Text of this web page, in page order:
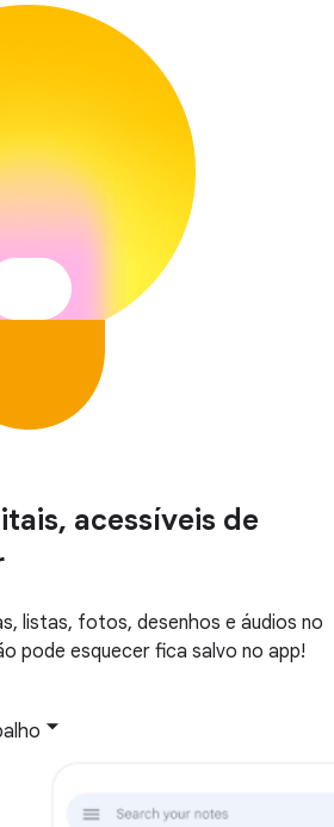
acessíveis de
listas, fotos, desenhos e áudios no
pode esquecer fica salvo no app!